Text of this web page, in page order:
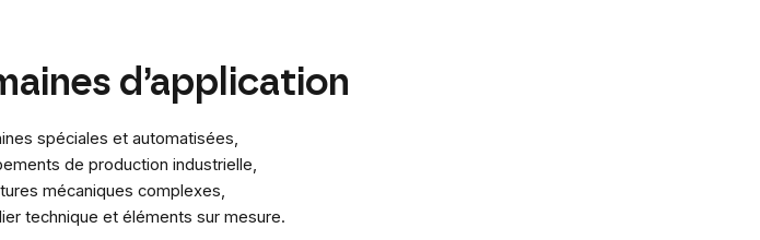
d’application
spéciales et automatisées,
de production industrielle,
mécaniques complexes,
technique et éléments sur mesure.